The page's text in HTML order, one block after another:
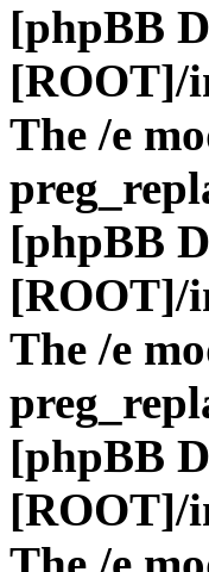
[phpBB
[ROOT]/
The /e
[phpBB
[ROOT]/
The /e
[phpBB
[ROOT]/